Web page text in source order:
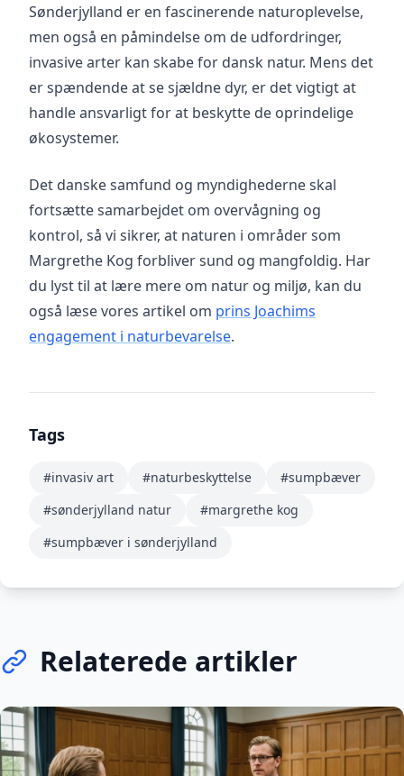
Sønderjylland er en fascinerende naturoplevelse,
men også en påmindelse om de udfordringer,
invasive arter kan skabe for dansk natur. Mens det
er spændende at se sjældne dyr, er det vigtigt at
handle ansvarligt for at beskytte de oprindelige
økosystemer.
Det danske samfund og myndighederne skal
fortsætte samarbejdet om overvågning og
kontrol, så vi sikrer, at naturen i områder som
Margrethe Kog forbliver sund og mangfoldig. Har
du lyst til at lære mere om natur og miljø, kan du
også læse vores artikel om prins Joachims
engagement i naturbevarelse.
Tags
#invasiv art #naturbeskyttelse
#sumpbæver
#sønderjylland natur
#margrethe kog
#sumpbæver i sønderjylland
Relaterede artikler